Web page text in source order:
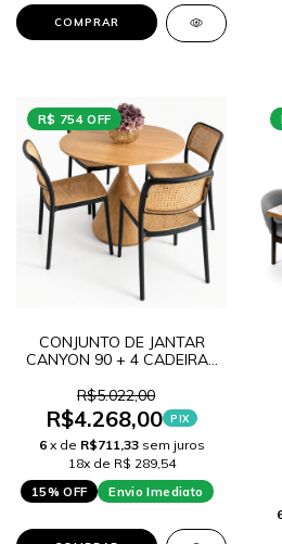
COMPRAR
R$ 754 OFF
CONJUNTO DE JANTAR
CANYON 90 + 4 CADEIRAS
R$5.022,00
R$4.268,00 PIX
6 x de R$711,33 sem juros
18x de R$ 289,54
15% OFF
Envio Imediato